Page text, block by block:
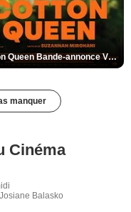
Cotton Queen Bande-annonce VO STFR
manquer
Cinéma
Balasko